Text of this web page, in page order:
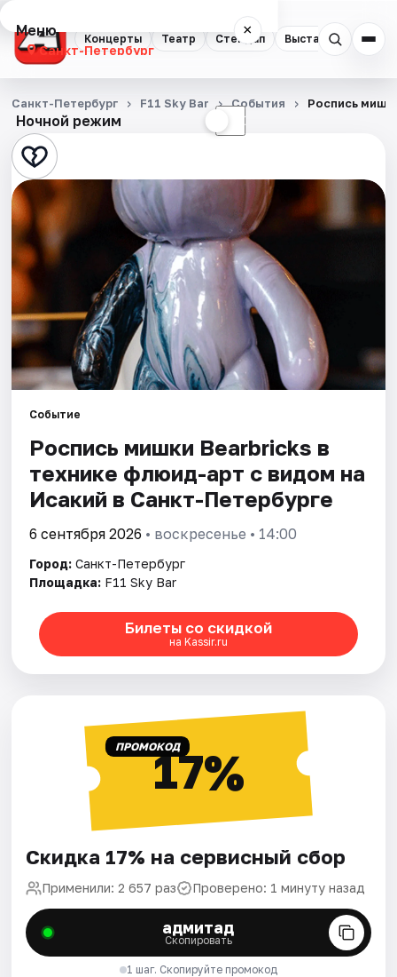
Концерты Театр Стендап Выставки
Меню ×
Санкт-Петербург
Концерты
Театр
Стендап
Выставки
Квесты
Экскурсии
Спорт
События
Города
Площадки
Артисты
Рейтинги
Ночной режим ☾
Санкт-Петербург F11 Sky Bar События Роспись
Событие
Роспись мишки Bearbricks в
технике флюид-арт с видом на
Исакий в Санкт-Петербурге
6 сентября 2026 • воскресенье • 14:00
Город: Санкт-Петербург
Площадка: F11 Sky Bar
Билеты со скидкой
на Kassir.ru
ПРОМОКОД17%
Скидка 17% на сервисный сбор
Применили: 2 657 раз Проверено: 1 минуту назад
адмитад
Скопировать
1 шаг. Скопируйте промокод